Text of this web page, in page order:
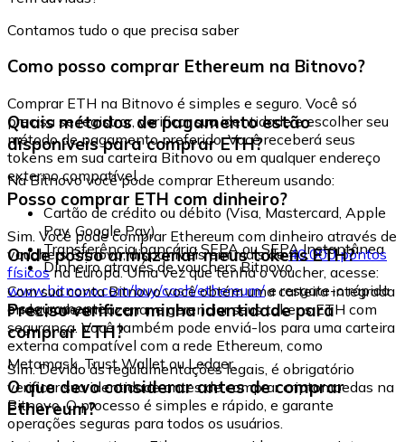
Contamos tudo o que precisa saber
Como posso comprar Ethereum na Bitnovo?
Comprar ETH na Bitnovo é simples e seguro. Você só
precisa se registrar, verificar sua identidade e escolher seu
método de pagamento preferido. Você receberá seus
tokens em sua carteira Bitnovo ou em qualquer endereço
externo compatível.
Quais métodos de pagamento estão
disponíveis para comprar ETH?
Na Bitnovo você pode comprar Ethereum usando:
Cartão de crédito ou débito (Visa, Mastercard, Apple
Pay, Google Pay)
Transferência bancária SEPA ou SEPA Instantânea
Dinheiro através de vouchers Bitnovo
Posso comprar ETH com dinheiro?
Sim. Você pode comprar Ethereum com dinheiro através de
vouchers Bitnovo, disponíveis em mais de40.000 pontos
físicosna Europa. Uma vez que tenha o voucher, acesse:
www.bitnovo.com/buy/cash/ethereum/e resgate-o rápida
e seguramente.
Onde posso armazenar meus tokens ETH?
Com sua conta Bitnovo você obtém uma carteira integrada
onde pode armazenar e gerenciar seus tokens ETH com
segurança. Você também pode enviá-los para uma carteira
externa compatível com a rede Ethereum, como
Metamask, Trust Wallet ou Ledger.
Preciso verificar minha identidade para
comprar ETH?
Sim. Devido às regulamentações legais, é obrigatório
verificar sua identidade antes de comprar criptomoedas na
Bitnovo. O processo é simples e rápido, e garante
operações seguras para todos os usuários.
O que devo considerar antes de comprar
Ethereum?